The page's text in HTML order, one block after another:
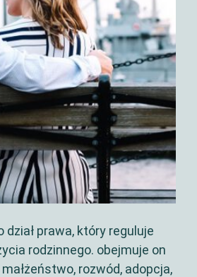
dział prawa, który reguluje
rodzinnego. obejmuje on
rozwód, adopcja,